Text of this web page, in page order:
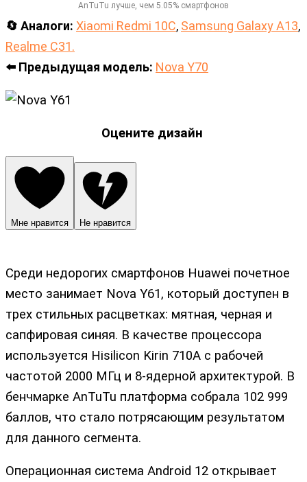
AnTuTu лучше, чем 5.05% смартфонов
🔄 Аналоги: Xiaomi Redmi 10C, Samsung Galaxy A13,
Realme C31.
⬅️ Предыдущая модель: Nova Y70
Оцените дизайн
Мне нравится Не нравится
Среди недорогих смартфонов Huawei почетное
место занимает Nova Y61, который доступен в
трех стильных расцветках: мятная, черная и
сапфировая синяя. В качестве процессора
используется Hisilicon Kirin 710A с рабочей
частотой 2000 МГц и 8-ядерной архитектурой. В
бенчмарке AnTuTu платформа собрала 102 999
баллов, что стало потрясающим результатом
для данного сегмента.
Операционная система Android 12 открывает